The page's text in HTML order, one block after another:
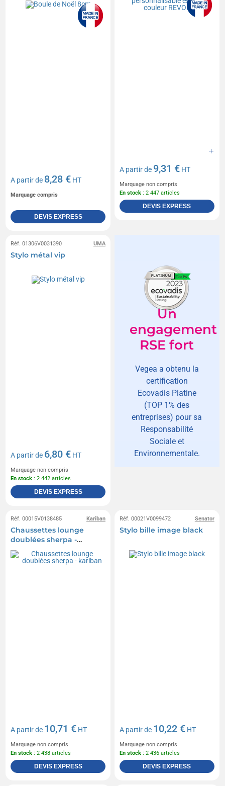
A partir de 8,28 € HT
Marquage compris
DEVIS EXPRESS
A partir de 9,31 € HT
Marquage non compris
En stock : 2 447 articles
DEVIS EXPRESS
UMA
Réf. 01306V0031390
Stylo métal vip
A partir de 6,80 € HT
Marquage non compris
En stock : 2 442 articles
DEVIS EXPRESS
Un
engagement
RSE fort
Vegea a obtenu la
certification
Ecovadis Platine
(TOP 1% des
entreprises) pour sa
Responsabilité
Sociale et
Environnementale.
Kariban
Réf. 00015V0138485
Chaussettes lounge
doublées sherpa -
kariban
A partir de 10,71 € HT
Marquage non compris
En stock : 2 438 articles
DEVIS EXPRESS
Senator
Réf. 00021V0099472
Stylo bille image black
A partir de 10,22 € HT
Marquage non compris
En stock : 2 436 articles
DEVIS EXPRESS